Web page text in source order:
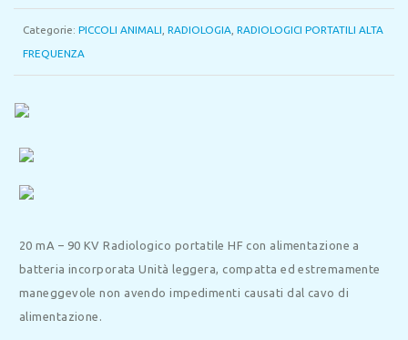
Categorie: PICCOLI ANIMALI RADIOLOGIA RADIOLOGICI PORTATILI ALTA
FREQUENZA
20 mA – 90 KV Radiologico portatile HF con alimentazione a
batteria incorporata Unità leggera, compatta ed estremamente
maneggevole non avendo impedimenti causati dal cavo di
alimentazione.